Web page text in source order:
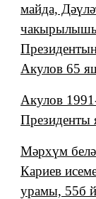
майда,
чакырылышы
Акулов 65
Акулов
Президенты
Мәрхүм
Кариев
урамы, 55б